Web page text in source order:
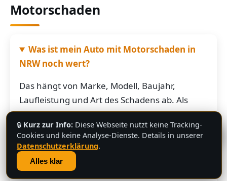
Motorschaden
Was ist mein Auto mit Motorschaden in
NRW noch wert?
Das hängt von Marke, Modell, Baujahr,
Laufleistung und Art des Schadens ab. Als
grobe Richtung: Fahrzeuge mit Motorschaden
bringen je nach Restwert der Karosserie und
der Teile oft noch mehrere hundert bis
mehrere tausend Euro. Schicken Sie uns die
Fahrzeugdaten – Sie bekommen von uns eine
💬
🔒 Kurz zur Info: Diese Webseite nutzt keine Tracking-
Cookies und keine Analyse-Dienste. Details in unserer
Datenschutzerklärung.
Alles klar